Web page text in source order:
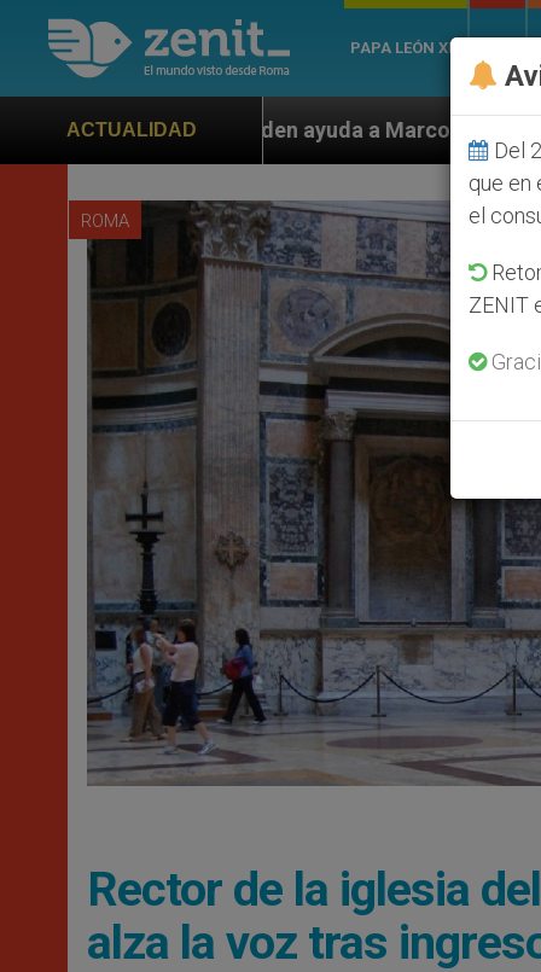
PAPA LEÓN XIV
ACTUALIDAD
ayuda a Marco Rubio ante persecución de
ROMA
Rector de la iglesia
alza la voz tras
Del
que en
el
ZENIT